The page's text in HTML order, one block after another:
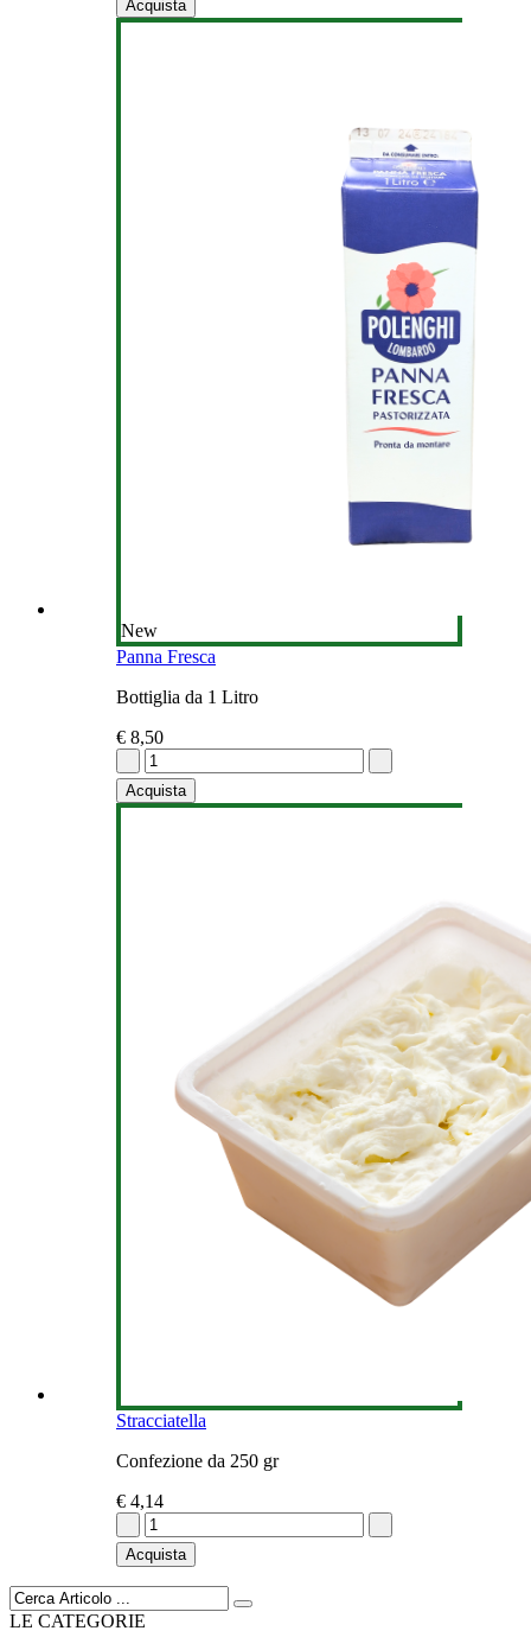
Acquista
New
Panna Fresca
Bottiglia da 1 Litro
€ 8,50
Acquista
Stracciatella
Confezione da 250 gr
€ 4,14
Acquista
LE CATEGORIE